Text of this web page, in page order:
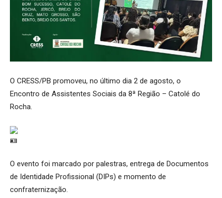
O CRESS/PB promoveu, no último dia 2 de agosto, o
Encontro de Assistentes Sociais da 8ª Região – Catolé do
Rocha.
O evento foi marcado por palestras, entrega de Documentos
de Identidade Profissional (DIPs) e momento de
confraternização.